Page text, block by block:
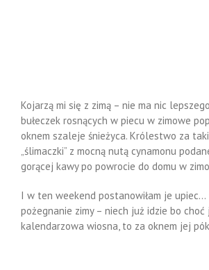
Kojarzą mi się z zimą – nie ma nic
bułeczek rosnących w piecu w zimowe
oknem szaleje śnieżyca. Królestwo za
„ślimaczki” z mocną nutą cynamonu
gorącej kawy po powrocie do domu w
I w ten weekend postanowiłam je upiec…
pożegnanie zimy – niech już idzie bo
kalendarzowa wiosna, to za oknem jej